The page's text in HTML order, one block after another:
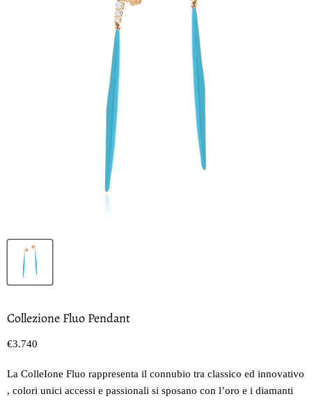
Collezione Fluo Pendant
Prezzo oggi
€3.740
La ColleIone Fluo rappresenta il connubio tra classico ed innovativo
, colori unici accessi e passionali si sposano con l’oro e i diamanti